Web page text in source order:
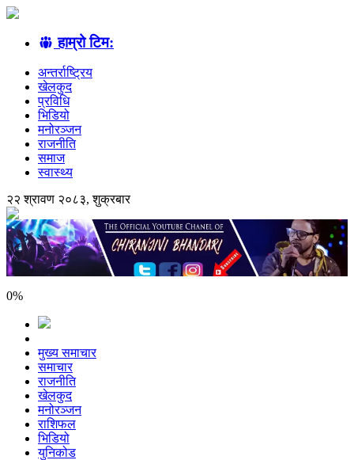
हाम्रो टिम:
अन्तर्राष्ट्रिय
खेलकुद
प्रविधि
भिडियो
मनोरञ्जन
राजनीति
समाज
स्वास्थ्य
२२ श्रावण २०८३, शुक्रबार
0%
मुख्य समाचार
समाचार
राजनीति
खेलकुद
मनोरञ्जन
राशिफल
भिडियो
युनिकोड